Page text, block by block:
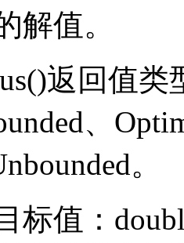
解值。
返回值
、
。
标值：